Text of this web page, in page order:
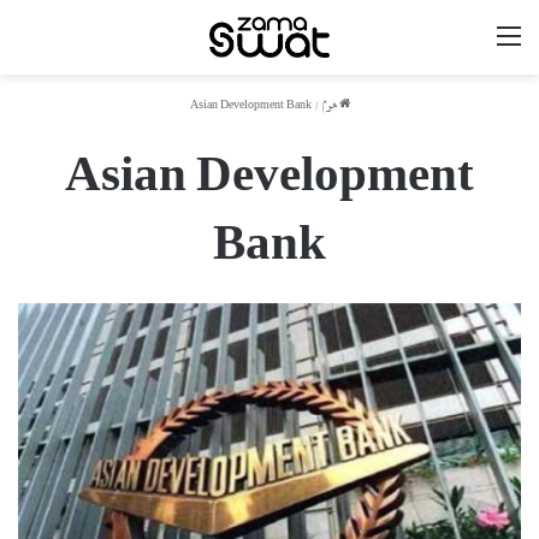
ھوم /
Asian Development Bank
Asian Development
Bank